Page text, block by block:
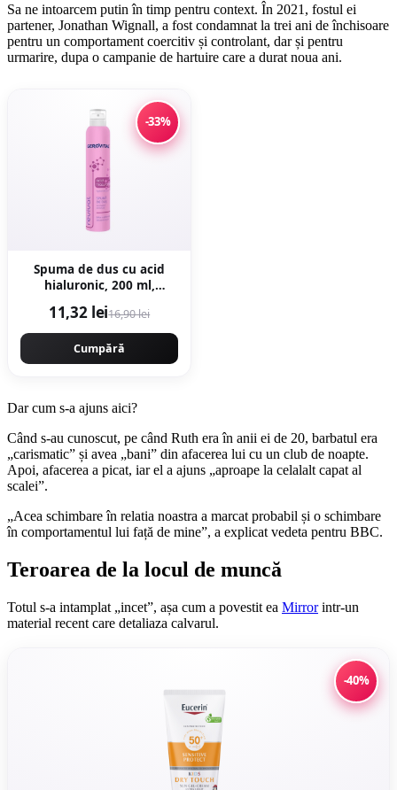
Sa ne intoarcem putin în timp pentru context. În 2021, fostul ei
partener, Jonathan Wignall, a fost condamnat la trei ani de închisoare
pentru un comportament coercitiv și controlant, dar și pentru
urmarire, dupa o campanie de hartuire care a durat noua ani.
-33%
Spuma de dus cu acid
hialuronic, 200 ml,
11,32 lei16,90 lei
Cumpără
Dar cum s-a ajuns aici?
Când s-au cunoscut, pe când Ruth era în anii ei de 20, barbatul era
„carismatic” și avea „bani” din afacerea lui cu un club de noapte.
Apoi, afacerea a picat, iar el a ajuns „aproape la celalalt capat al
scalei”.
„Acea schimbare în relatia noastra a marcat probabil și o schimbare
în comportamentul lui față de mine”, a explicat vedeta pentru BBC.
Teroarea de la locul de muncă
Totul s-a intamplat „incet”, așa cum a povestit ea Mirrorintr-un
material recent care detaliaza calvarul.
-40%